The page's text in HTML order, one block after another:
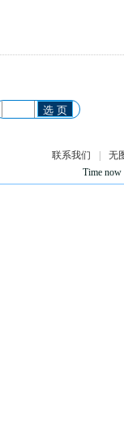
选 页
联系我们
无
Time now